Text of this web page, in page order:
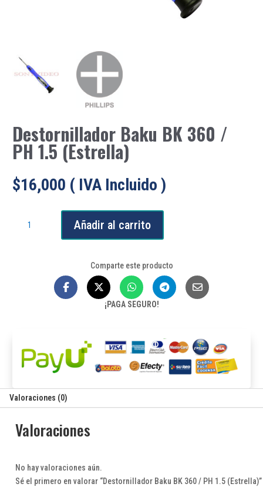
Destornillador Baku BK 360 /
PH 1.5 (Estrella)
$16,000 ( IVA Incluido )
Añadir al carrito
Comparte este producto
¡PAGA SEGURO!
Valoraciones (0)
Valoraciones
No hay valoraciones aún.
Sé el primero en valorar “Destornillador Baku BK 360 / PH 1.5 (Estrella)”